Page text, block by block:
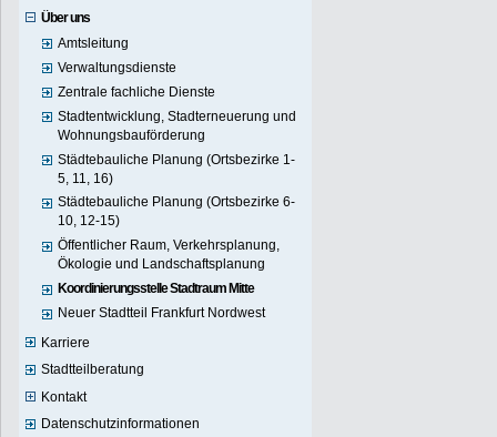
Über uns
Amtsleitung
Verwaltungsdienste
Zentrale fachliche Dienste
Stadtentwicklung, Stadterneuerung und
Wohnungsbauförderung
Städtebauliche Planung (Ortsbezirke 1-
5, 11, 16)
Städtebauliche Planung (Ortsbezirke 6-
10, 12-15)
Öffentlicher Raum, Verkehrsplanung,
Ökologie und Landschaftsplanung
Koordinierungsstelle Stadtraum Mitte
Neuer Stadtteil Frankfurt Nordwest
Karriere
Stadtteilberatung
Kontakt
Datenschutzinformationen